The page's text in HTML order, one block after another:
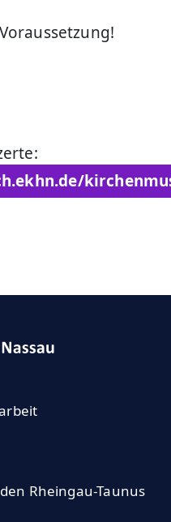
Rheingau-Taunus